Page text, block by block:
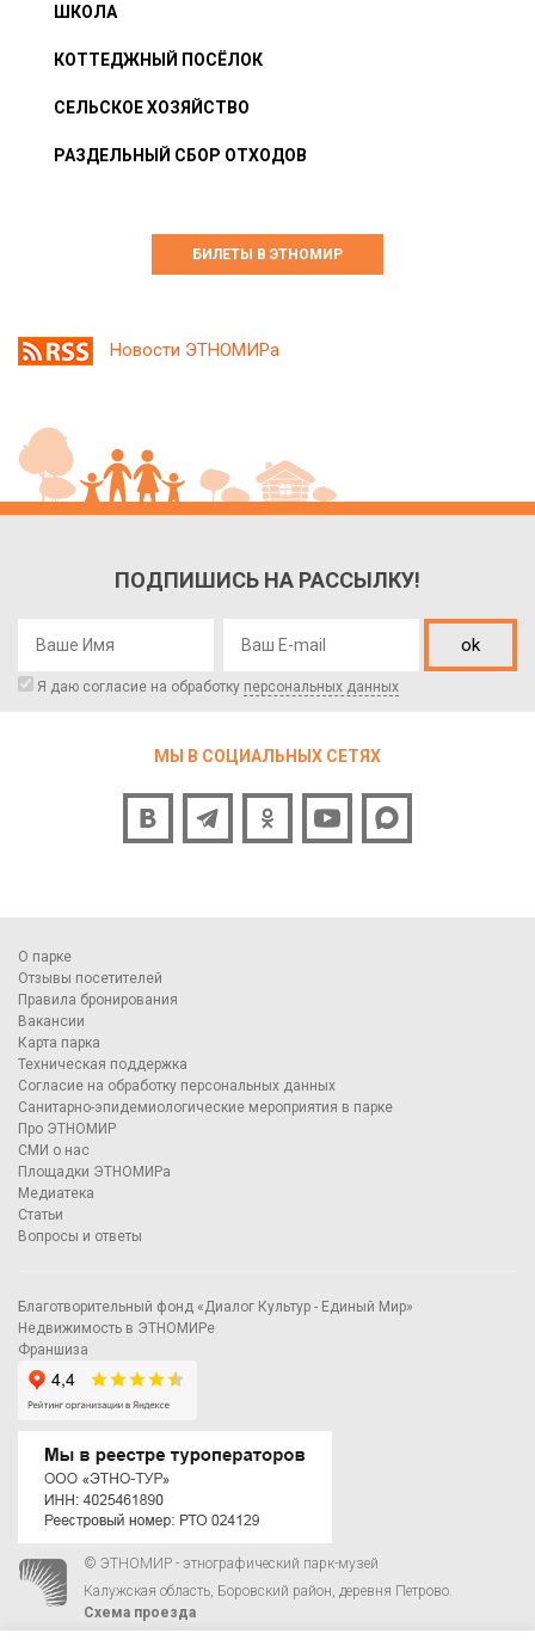
ШКОЛА
КОТТЕДЖНЫЙ ПОСЁЛОК
СЕЛЬСКОЕ ХОЗЯЙСТВО
РАЗДЕЛЬНЫЙ СБОР ОТХОДОВ
БИЛЕТЫ В ЭТНОМИР
Новости ЭТНОМИРа
ПОДПИШИСЬ НА РАССЫЛКУ!
ok
Я даю согласие на обработку персональных данных
МЫ В СОЦИАЛЬНЫХ СЕТЯХ
О парке
Отзывы посетителей
Правила бронирования
Вакансии
Карта парка
Техническая поддержка
Согласие на обработку персональных данных
Санитарно-эпидемиологические мероприятия в парке
Про ЭТНОМИР
СМИ о нас
Площадки ЭТНОМИРа
Медиатека
Статьи
Вопросы и ответы
Благотворительный фонд «Диалог Культур - Единый Мир»
Недвижимость в ЭТНОМИРе
Франшиза
© ЭТНОМИР - этнографический парк-музей
Калужская область, Боровский район, деревня Петрово.
Схема проезда